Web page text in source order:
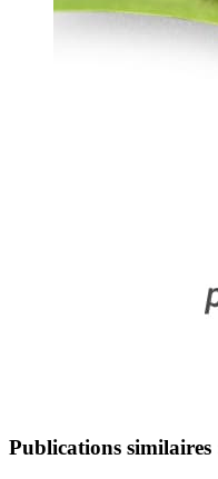
Publications similaires